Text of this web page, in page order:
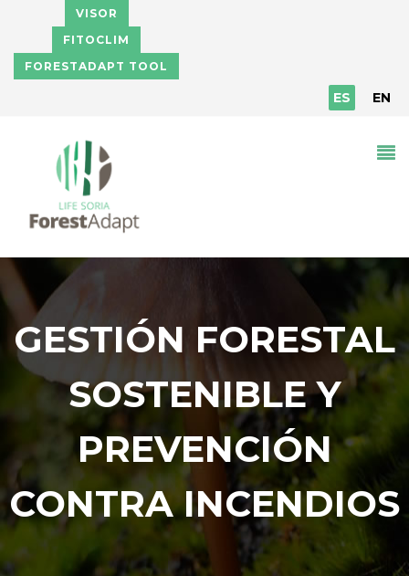
Pasar al contenido principal
VISOR
FITOCLIM
FORESTADAPT TOOL
ES EN
GESTIÓN FORESTAL
SOSTENIBLE Y
PREVENCIÓN
CONTRA INCENDIOS